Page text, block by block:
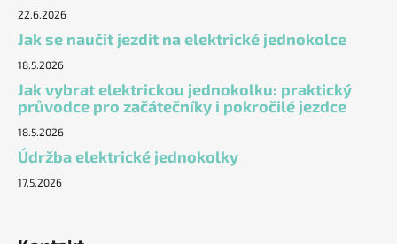
22.6.2026
Jak se naučit jezdit na elektrické jednokolce
18.5.2026
Jak vybrat elektrickou jednokolku: praktický
průvodce pro začátečníky i pokročilé jezdce
18.5.2026
Údržba elektrické jednokolky
17.5.2026